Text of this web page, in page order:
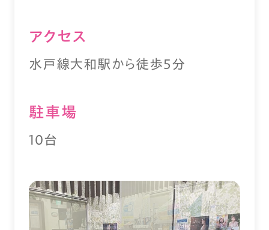
アクセス
水戸線大和駅から徒歩5分
駐⾞場
10台